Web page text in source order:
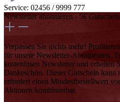
Service: 02456 / 9999 777
Newsletter abonnieren - 5€
Verpassen Sie nichts mehr!
für unsere Newsletter-Abonnenten.
kostenlosen Newsletter und erhalten
Dankeschön. Dieser Gutschein kann
erfordert einen Mindestbestellwert
Aktionen kombinierbar.